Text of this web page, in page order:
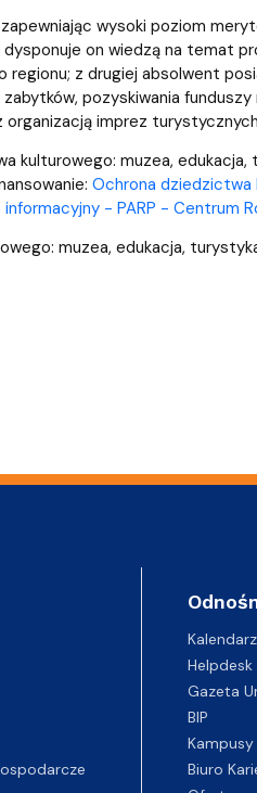
wysoki poziom
on wiedzą na temat
z drugiej absolwent
pozyskiwania funduszy
imprez
kulturowego: muzea, edukacja,
Ochrona dziedzictwa
informacyjny - PARP - Centrum
muzea, edukacja,
Helpdesk
Gazeta
BIP
Kampusy
Biuro